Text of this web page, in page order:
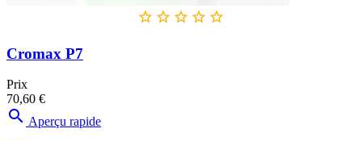
    
Cromax P7
Prix
70,60 €
 Aperçu rapide